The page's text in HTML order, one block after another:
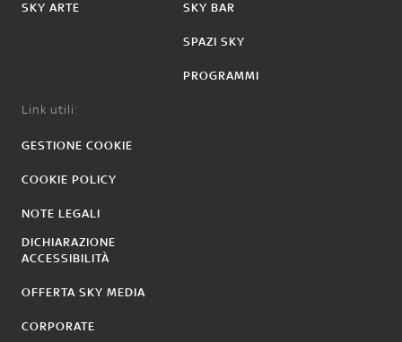
SKY ARTE SKY BAR
SPAZI SKY
PROGRAMMI
Link utili:
GESTIONE COOKIE
COOKIE POLICY
NOTE LEGALI
DICHIARAZIONE
ACCESSIBILITÀ
OFFERTA SKY MEDIA
CORPORATE